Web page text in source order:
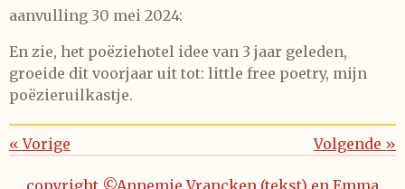
aanvulling 30 mei 2024:
En zie, het poëziehotel idee van 3 jaar geleden,
groeide dit voorjaar uit tot: little free poetry, mijn
poëzieruilkastje.
«Vorige Volgende »
copyright ©Annemie Vrancken (tekst) en Emma